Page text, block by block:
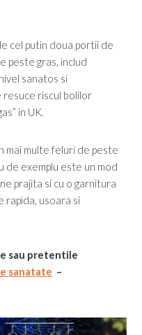
cel putin doua portii de
peste gras, includ
sanatos si
resuce riscul bolilor
in UK.
mai multe feluri de peste
de exemplu este un mod
prajita si cu o garnitura
rapida, usoara si
sau pretentile
sanatate –